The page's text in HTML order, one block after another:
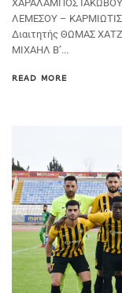
ΧΑΡΑΛΑΜΠΟΣ ΙΑΚΩΒΟΥ
ΛΕΜΕΣΟΥ –
Διαιτητής ΘΩΜΑΣ
ΜΙΧΑΗΛ Β’...
READ MORE